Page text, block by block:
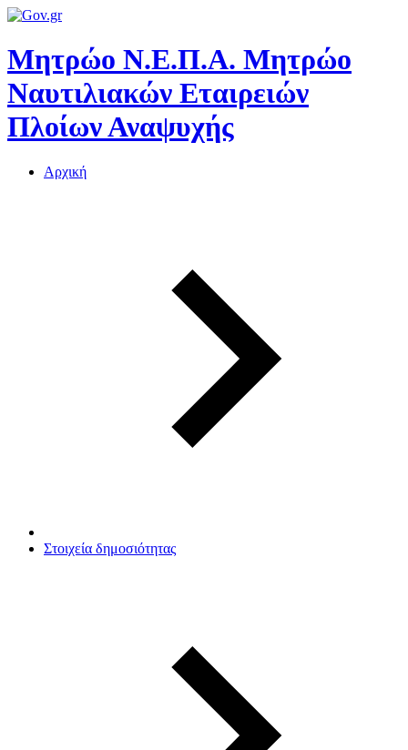
Μητρώο Ν.Ε.Π.Α. Μητρώο
Ναυτιλιακών Εταιρειών
Πλοίων Αναψυχής
Αρχική
Στοιχεία δημοσιότητας